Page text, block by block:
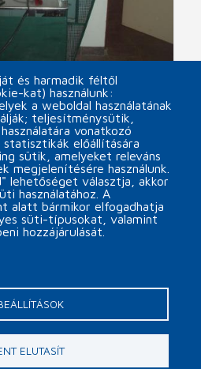
arrow_forward
és harmadik féltől
kat) használunk:
a weboldal használatának
teljesítménysütik,
vonatkozó
előállítására
sütik, amelyeket releváns
megjelenítésére használunk.
lehetőséget választja, akkor
használatához. A
alatt bármikor elfogadhatja
süti-típusokat, valamint
hozzájárulását.
ELUTASÍT
Kapcsolat
MINOR Plus, s.r.o.
by